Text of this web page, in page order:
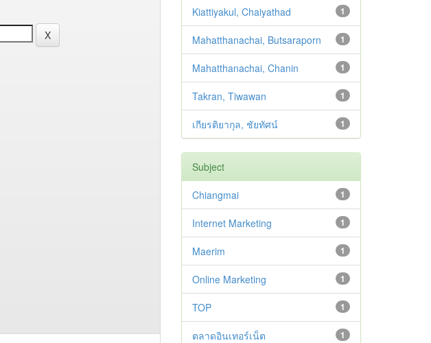
1
Kiattiyakul, Chaiyathad
1
Mahatthanachai, Butsaraporn
1
Mahatthanachai, Chanin
1
Takran, Tiwawan
1
เกียรติยากุล, ชัยทัศน์
Subject
1
Chiangmai
1
Internet Marketing
1
Maerim
1
Online Marketing
1
TOP
1
ตลาดอินเทอร์เน็ต